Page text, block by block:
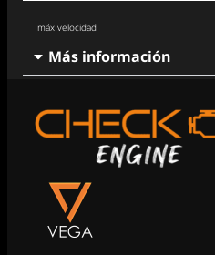
máx velocidad
Más información